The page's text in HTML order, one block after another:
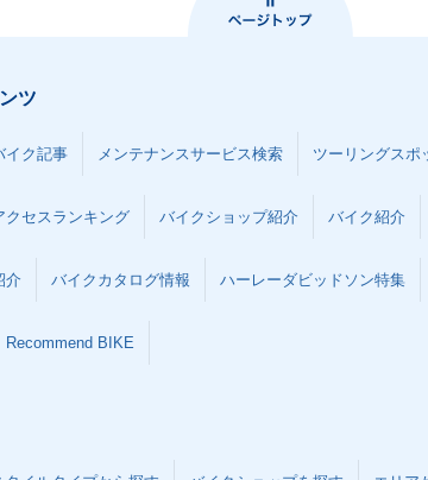
ツ
イク記事 メンテナンスサービス検索 ツーリングスポ
クセスランキング バイクショップ紹介 バイク紹介
介 バイクカタログ情報 ハーレーダビッドソン特集
Recommend BIKE